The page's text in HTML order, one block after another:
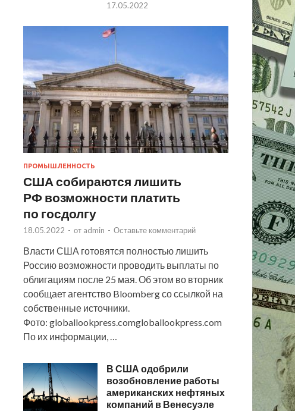
17.05.2022
ПРОМЫШЛЕННОСТЬ
США собираются лишить
РФ возможности платить
по госдолгу
18.05.2022 - от admin - Оставьте комментарий
Власти США готовятся полностью лишить
Россию возможности проводить выплаты по
облигациям после 25 мая. Об этом во вторник
сообщает агентство Bloomberg со ссылкой на
собственные источники.
Фото: globallookpress.comgloballookpress.com
По их информации, …
В США одобрили
возобновление работы
американских нефтяных
компаний в Венесуэле